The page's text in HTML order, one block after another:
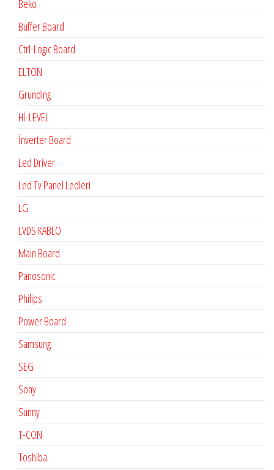
Beko
Buffer Board
Ctrl-Logıc Board
ELTON
Grunding
Hİ-LEVEL
İnverter Board
Led Driver
Led Tv Panel Ledleri
LG
LVDS KABLO
Main Board
Panosonic
Philips
Power Board
Samsung
SEG
Sony
Sunny
T-CON
Toshiba